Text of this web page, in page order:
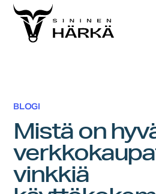
Skip
content
BLOGI
Mistä on
vinkkiä